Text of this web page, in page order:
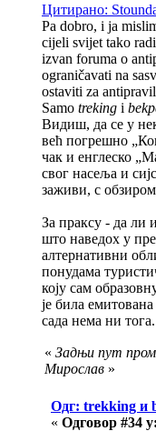
Цитирано:
Pa dobro, i ja
cijeli svijet tako
izvan foruma o
ograničavati na
ostaviti za
Samo treking i
Видиш, да се у
већ погрешно
чак и енглеско
свог насеља и
заживи, с
За праксу - да ли
што наведох у
алтернативни
понудама
коју сам
је била
сада нема ни
« Задњи пут
Мирослав »
Одг: trekking и
« Одговор #34 у: